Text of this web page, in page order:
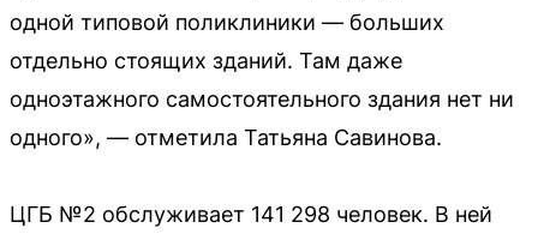
одной типовой поликлиники — больших
отдельно стоящих зданий. Там даже
одноэтажного самостоятельного здания нет ни
одного», — отметила Татьяна Савинова.
ЦГБ №2 обслуживает 141 298 человек. В ней